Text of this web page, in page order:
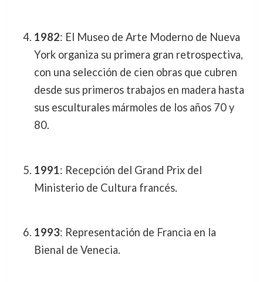
1982: El Museo de Arte Moderno de Nueva
York organiza su primera gran retrospectiva,
con una selección de cien obras que cubren
desde sus primeros trabajos en madera hasta
sus esculturales mármoles de los años 70 y
80.
1991: Recepción del Grand Prix del
Ministerio de Cultura francés.
1993: Representación de Francia en la
Bienal de Venecia.